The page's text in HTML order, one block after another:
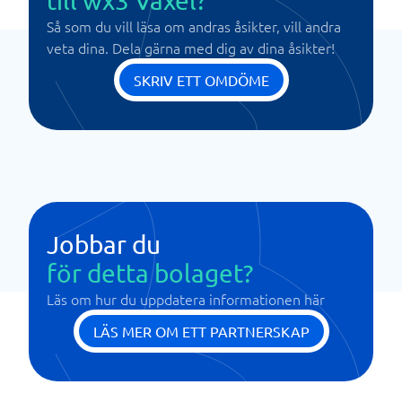
Så som du vill läsa om andras åsikter, vill andra
veta dina. Dela gärna med dig av dina åsikter!
SKRIV ETT OMDÖME
Jobbar du
för detta bolaget?
Läs om hur du uppdatera informationen här
LÄS MER OM ETT PARTNERSKAP